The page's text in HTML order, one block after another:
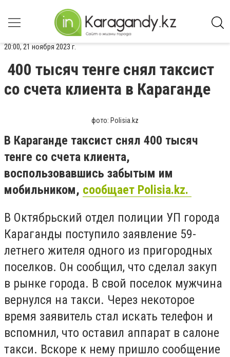
20:00, 21 ноября 2023 г.
400 тысяч тенге снял таксист
со счета клиента в Караганде
фото: Polisia.kz
В Караганде таксист снял 400 тысяч
тенге со счета клиента,
воспользовавшись забытым им
мобильником, сообщает Polisia.kz.
В Октябрьский отдел полиции УП города
Караганды поступило заявление 59-
летнего жителя одного из пригородных
поселков. Он сообщил, что сделал закуп
в рынке города. В свой поселок мужчина
вернулся на такси. Через некоторое
время заявитель стал искать телефон и
вспомнил, что оставил аппарат в салоне
такси. Вскоре к нему пришло сообщение